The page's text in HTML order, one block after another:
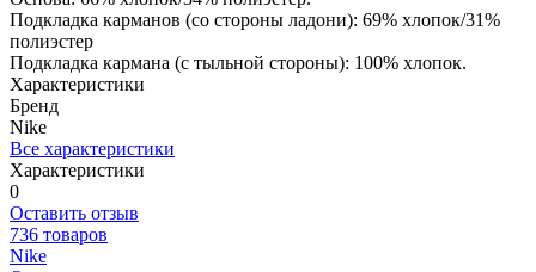
Подкладка карманов (со стороны ладони): 69% хлопок/31%
полиэстер
Подкладка кармана (с тыльной стороны): 100% хлопок.
Характеристики
Бренд
Nike
Все характеристики
Характеристики
0
Оставить отзыв
736 товаров
Nike